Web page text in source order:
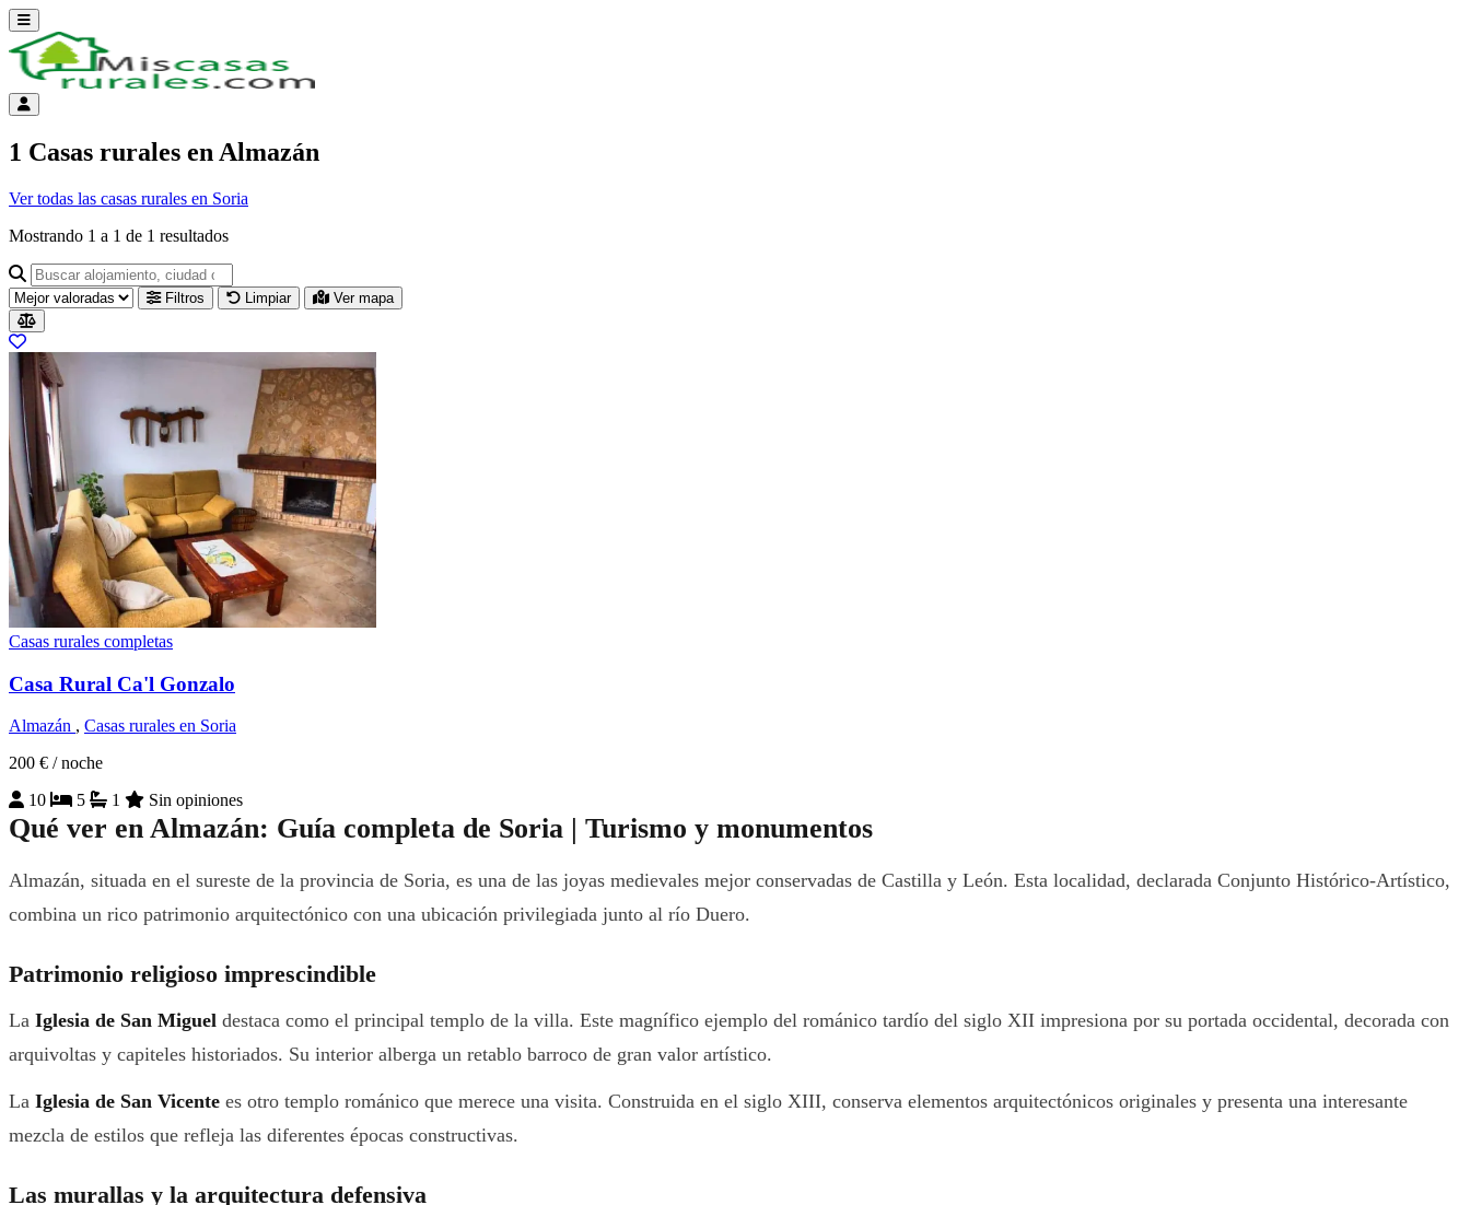
Abrir menú
Menú de cuenta
1 Casas rurales en Almazán
Ver todas las casas rurales en Soria
Mostrando 1 a 1 de 1 resultados
Buscar alojamiento, ciudad o provincia para ir a su página
Filtros Limpiar Ver mapa
Resultados del listado
Casas rurales completas
Casa Rural Ca'l Gonzalo
Almazán , Casas rurales en Soria
200 € / noche
10
5 1 Sin opiniones
Qué ver en Almazán: Guía completa de Soria | Turismo y monumentos
Almazán, situada en el sureste de la provincia de Soria, es una de las joyas medievales mejor conservadas de Castilla y León. Esta localidad, declarada Conjunto Histórico-Artístico,
combina un rico patrimonio arquitectónico con una ubicación privilegiada junto al río Duero.
Patrimonio religioso imprescindible
La Iglesia de San Miguel destaca como el principal templo de la villa. Este magnífico ejemplo del románico tardío del siglo XII impresiona por su portada occidental, decorada con
arquivoltas y capiteles historiados. Su interior alberga un retablo barroco de gran valor artístico.
La Iglesia de San Vicente es otro templo románico que merece una visita. Construida en el siglo XIII, conserva elementos arquitectónicos originales y presenta una interesante
mezcla de estilos que refleja las diferentes épocas constructivas.
Las murallas y la arquitectura defensiva